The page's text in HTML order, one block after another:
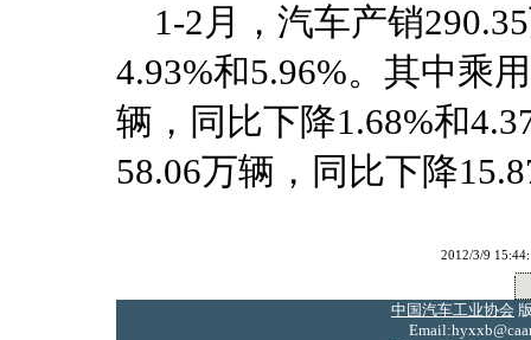
1-2月，汽车产销
4.93%和5.96%。其中乘
辆，同比下降1.68%和
58.06万辆，同比下降
2012/3/9
中国汽车工业协会